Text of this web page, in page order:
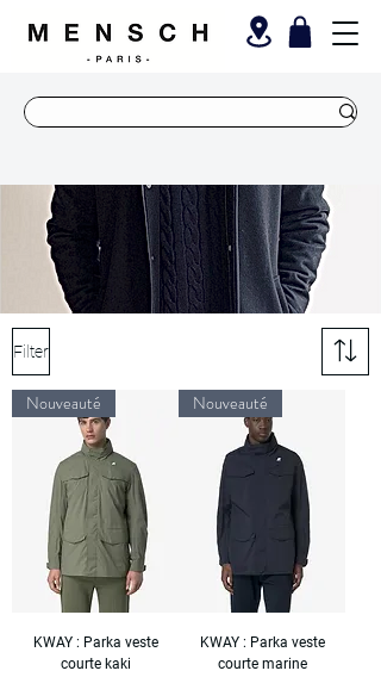
Filter
Nouveauté
KWAY : Parka veste
courte kaki
Nouveauté
KWAY : Parka veste
courte marine